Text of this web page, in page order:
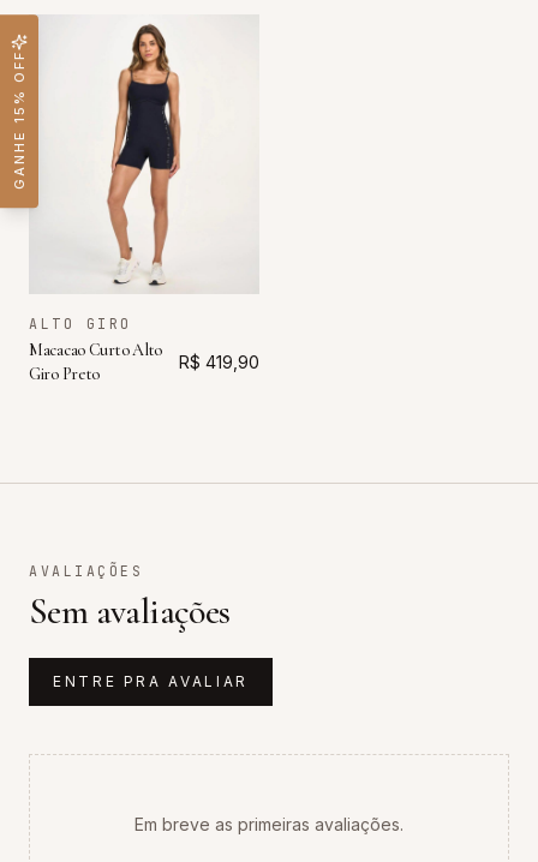
ALTO GIRO
Macacao Curto Alto
Giro Preto
R$ 419,90
AVALIAÇÕES
Sem avaliações
ENTRE PRA AVALIAR
Em breve as primeiras avaliações.
GANHE 15% OFF